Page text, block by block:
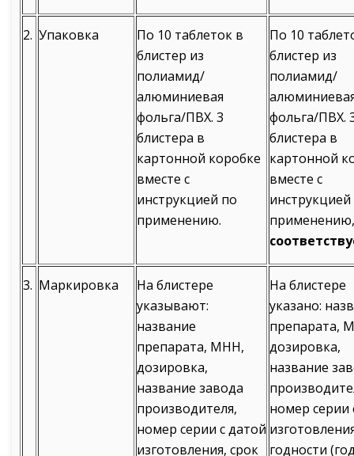
2. Упаковка
По 10 таблеток в
блистер из
полиамид/
алюминиевая
фольга/ПВХ. 3
блистера в
картонной коробке
вместе с
инструкцией по
применению.
По 10
блистер из
полиамид/
фольга/ПВХ.
блистера в
картонной
вместе с
применению,
3. Маркировка
На блистере
указывают:
название
препарата, МНН,
дозировка,
название завода
производителя,
номер серии с датой
изготовления, срок
На блистере
указано:
препарата,
дозировка,
название
номер серии
годности